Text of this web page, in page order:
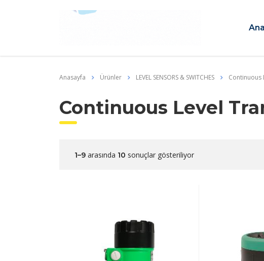
Anasayfa Ürünler LEVEL SENSORS & SWITCHES Continuous
Continuous Level
1–9 arasında 10 sonuçlar gösteriliyor